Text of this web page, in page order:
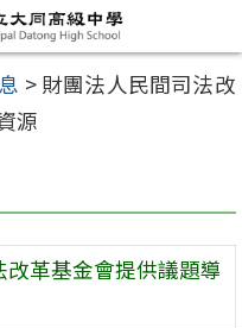
> 財團法人民間司法改
源
革基金會提供議題導